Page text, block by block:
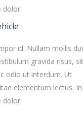
dolor.
id. Nullam mollis dui
gravida risus, sit
odio ut interdum. Ut
elementum lectus. In
dolor.